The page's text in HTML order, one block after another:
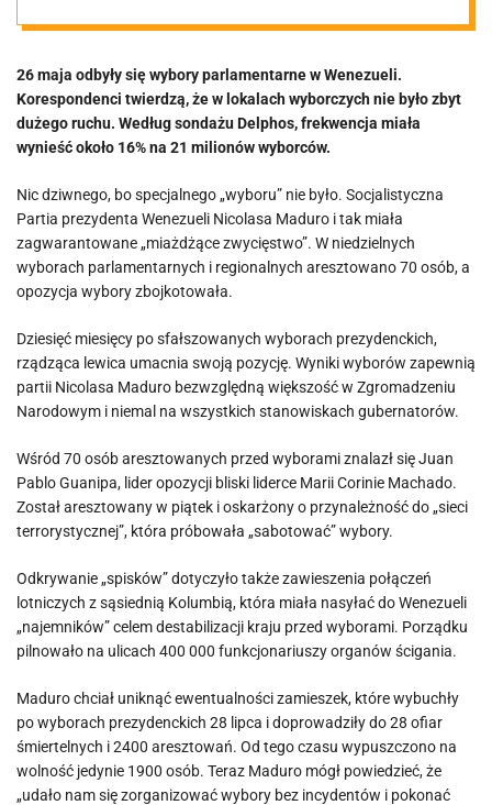
kraju
26 maja odbyły się wybory parlamentarne w Wenezueli.
Korespondenci twierdzą, że w lokalach wyborczych nie było zbyt
dużego ruchu. Według sondażu Delphos, frekwencja miała
wynieść około 16% na 21 milionów wyborców.
Nic dziwnego, bo specjalnego „wyboru” nie było. Socjalistyczna
Partia prezydenta Wenezueli Nicolasa Maduro i tak miała
zagwarantowane „miażdżące zwycięstwo”. W niedzielnych
wyborach parlamentarnych i regionalnych aresztowano 70 osób, a
opozycja wybory zbojkotowała.
Dziesięć miesięcy po sfałszowanych wyborach prezydenckich,
rządząca lewica umacnia swoją pozycję. Wyniki wyborów zapewnią
partii Nicolasa Maduro bezwzględną większość w Zgromadzeniu
Narodowym i niemal na wszystkich stanowiskach gubernatorów.
Wśród 70 osób aresztowanych przed wyborami znalazł się Juan
Pablo Guanipa, lider opozycji bliski liderce Marii Corinie Machado.
Został aresztowany w piątek i oskarżony o przynależność do „sieci
terrorystycznej”, która próbowała „sabotować” wybory.
Odkrywanie „spisków” dotyczyło także zawieszenia połączeń
lotniczych z sąsiednią Kolumbią, która miała nasyłać do Wenezueli
„najemników” celem destabilizacji kraju przed wyborami. Porządku
pilnowało na ulicach 400 000 funkcjonariuszy organów ścigania.
Maduro chciał uniknąć ewentualności zamieszek, które wybuchły
po wyborach prezydenckich 28 lipca i doprowadziły do ​​28 ofiar
śmiertelnych i 2400 aresztowań. Od tego czasu wypuszczono na
wolność jedynie 1900 osób. Teraz Maduro mógł powiedzieć, że
„udało nam się zorganizować wybory bez incydentów i pokonać